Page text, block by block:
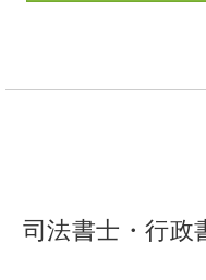
司法書士・行政